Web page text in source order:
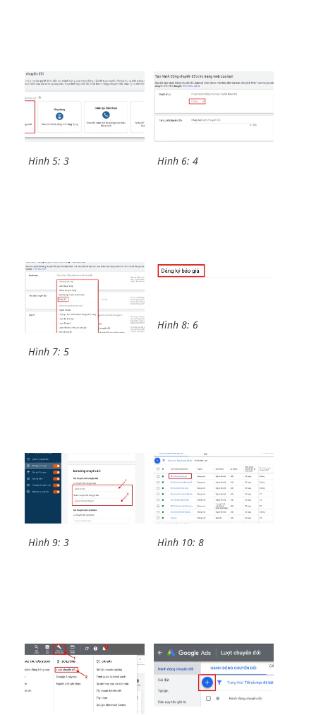
Hình 5: 3 Hình 6: 4
Hình 7: 5
Hình 8: 6
Hình 9: 3 Hình 10: 8